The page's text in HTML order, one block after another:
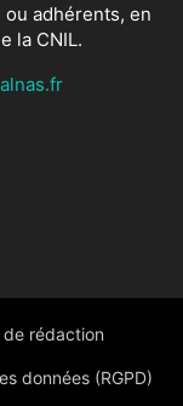
adhérents, en
la CNIL.
de rédaction
données (RGPD)